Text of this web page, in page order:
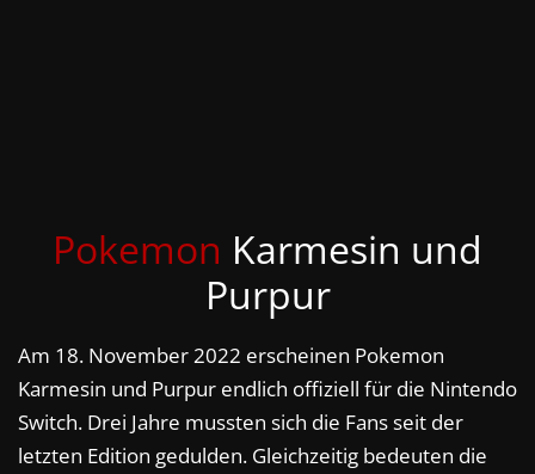
Pokemon Karmesin und
Purpur
Am 18. November 2022 erscheinen Pokemon
Karmesin und Purpur endlich offiziell für die Nintendo
Switch. Drei Jahre mussten sich die Fans seit der
letzten Edition gedulden. Gleichzeitig bedeuten die